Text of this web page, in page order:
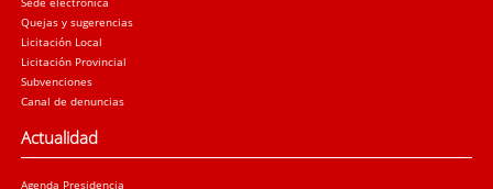
Quejas y sugerencias
Licitación Local
Licitación Provincial
Subvenciones
Canal de denuncias
Actualidad
Agenda Presidencia